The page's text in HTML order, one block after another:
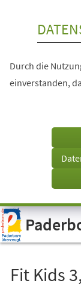
Visuelle
Assistenzsoftware
öffnen.
Durch die
einverstanden,
Fit Kids